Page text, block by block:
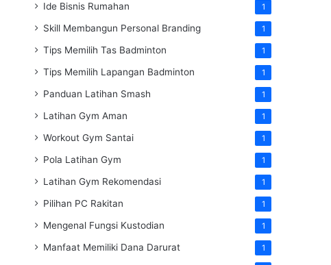
Ide Bisnis Rumahan 1
Skill Membangun Personal Branding 1
Tips Memilih Tas Badminton 1
Tips Memilih Lapangan Badminton 1
Panduan Latihan Smash 1
Latihan Gym Aman 1
Workout Gym Santai 1
Pola Latihan Gym 1
Latihan Gym Rekomendasi 1
Pilihan PC Rakitan 1
Mengenal Fungsi Kustodian 1
Manfaat Memiliki Dana Darurat 1